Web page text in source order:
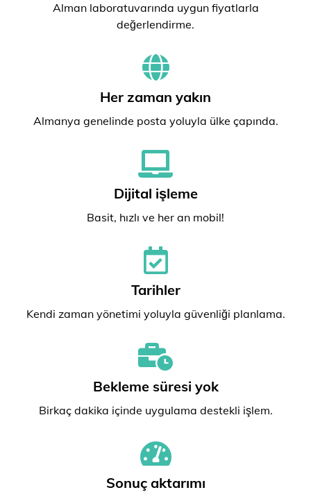
Alman laboratuvarında uygun fiyatlarla
değerlendirme.
Her zaman yakın
Almanya genelinde posta yoluyla ülke çapında.
Dijital işleme
Basit, hızlı ve her an mobil!
Tarihler
Kendi zaman yönetimi yoluyla güvenliği planlama.
Bekleme süresi yok
Birkaç dakika içinde uygulama destekli işlem.
Sonuç aktarımı